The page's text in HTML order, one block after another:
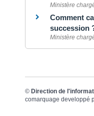
Ministère
Comment
succession
Ministère
© Direction de
comarquage developpé